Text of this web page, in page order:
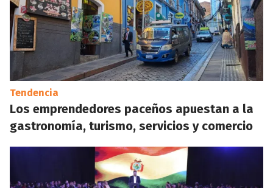
Tendencia
Los emprendedores paceños apuestan a la
gastronomía, turismo, servicios y comercio